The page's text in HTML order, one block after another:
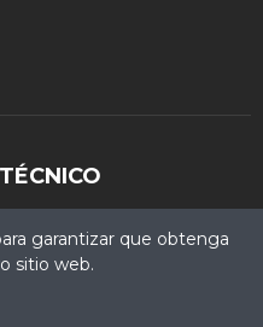
garantizar que obtenga
sitio web.